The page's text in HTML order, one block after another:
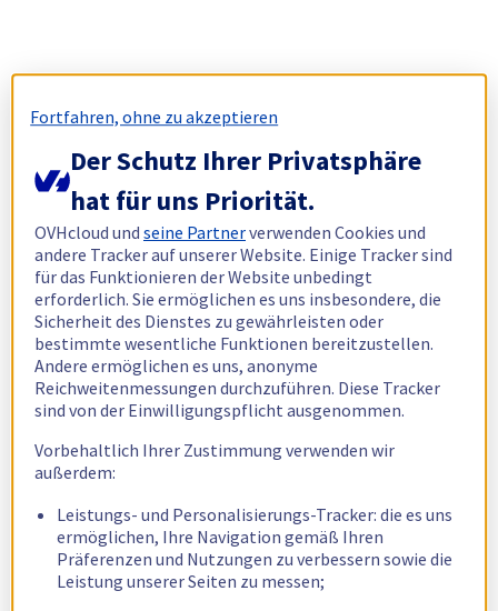
Fortfahren, ohne zu akzeptieren
Der Schutz Ihrer Privatsphäre
hat für uns Priorität.
OVHcloud undseine Partnerverwenden Cookies und
andere Tracker auf unserer Website. Einige Tracker sind
für das Funktionieren der Website unbedingt
erforderlich. Sie ermöglichen es uns insbesondere, die
Sicherheit des Dienstes zu gewährleisten oder
bestimmte wesentliche Funktionen bereitzustellen.
Andere ermöglichen es uns, anonyme
Reichweitenmessungen durchzuführen. Diese Tracker
sind von der Einwilligungspflicht ausgenommen.
Vorbehaltlich Ihrer Zustimmung verwenden wir
außerdem:
Leistungs- und Personalisierungs-Tracker: die es uns
ermöglichen, Ihre Navigation gemäß Ihren
Präferenzen und Nutzungen zu verbessern sowie die
Leistung unserer Seiten zu messen;